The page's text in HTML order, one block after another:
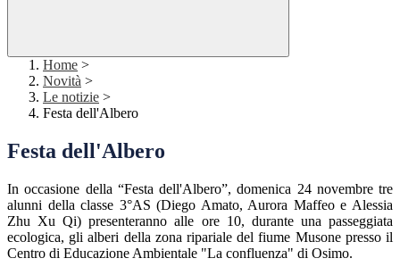
Home >
Novità >
Le notizie >
Festa dell'Albero
Festa dell'Albero
In occasione della “Festa dell'Albero”, domenica 24 novembre tre
alunni della classe 3°AS (Diego Amato, Aurora Maffeo e Alessia
Zhu Xu Qi) presenteranno alle ore 10, durante una passeggiata
ecologica, gli alberi della zona ripariale del fiume Musone presso il
Centro di Educazione Ambientale "La confluenza" di Osimo.